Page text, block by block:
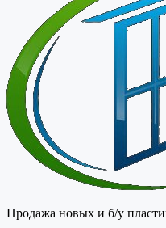
Продажа новых и б/у